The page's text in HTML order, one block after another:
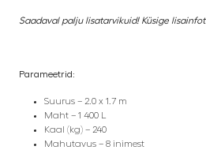
Saadaval palju lisatarvikuid! Küsige
Parameetrid:
Suurus – 2.0 x 1.7 m
Maht – 1 400 L
Kaal (kg) – 240
Mahutavus – 8 inimest